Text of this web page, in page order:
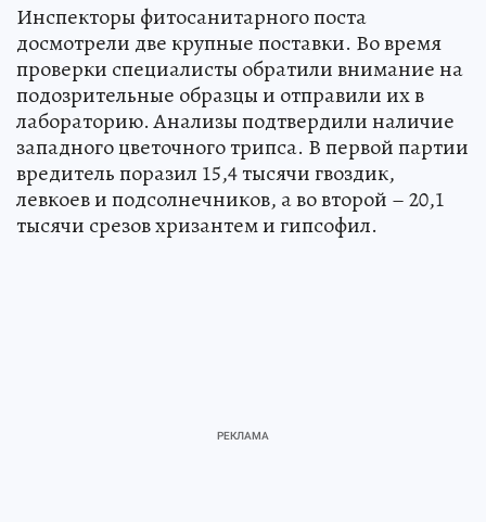
Инспекторы фитосанитарного поста
досмотрели две крупные поставки. Во время
проверки специалисты обратили внимание на
подозрительные образцы и отправили их в
лабораторию. Анализы подтвердили наличие
западного цветочного трипса. В первой партии
вредитель поразил 15,4 тысячи гвоздик,
левкоев и подсолнечников, а во второй – 20,1
тысячи срезов хризантем и гипсофил.